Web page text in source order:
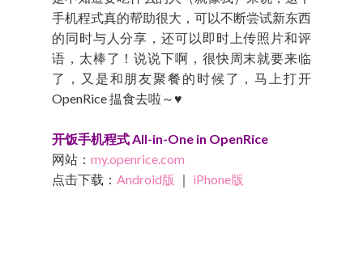
手机程式真的帮助很大，可以不断尝试新东西
的同时与人分享，还可以即时上传照片和评
语，太棒了！说说下啊，很快周末就要来临
了，又是和朋友聚餐的时候了，马上打开
OpenRice 揾食去啦～♥
开饭手机程式 All-in-One in OpenRice
网站： my.openrice.com
点击下载： Android版 ｜ iPhone版